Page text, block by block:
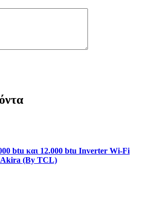
btu και 12.000 btu Inverter Wi-Fi
(By TCL)